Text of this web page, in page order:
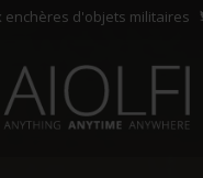
d'objets militaires